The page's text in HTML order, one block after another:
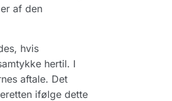
af den
hvis
hertil. I
aftale. Det
ifølge dette